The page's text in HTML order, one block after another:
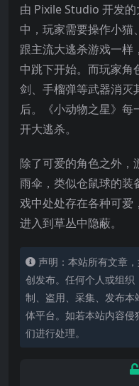
由 Pixile Studio 开发
中，玩家需要操作小猫
跟主流大逃杀游戏一样
中跳下开始。而玩家角
剑、手榴弹等武器消灭
后。《小动物之星》每
开大逃杀。
除了可爱的角色之外，
雨伞，类似仓鼠球的装
戏中处处存在各种可爱
进入到草丛中隐蔽。
声明：本站所有文章
创发布。任何个人或组织
制、盗用、采集、发布
体平台。如若本站内容
们进行处理。